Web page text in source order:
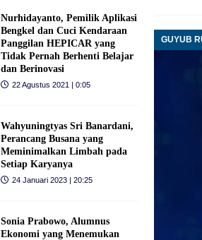
GUYUB
Nurhidayanto, Pemilik Aplikasi
Bengkel dan Cuci Kendaraan
Panggilan HEPICAR yang
Tidak Pernah Berhenti Belajar
dan Berinovasi
22 Agustus 2021 | 0:05
Wahyuningtyas Sri Banardani,
Perancang Busana yang
Meminimalkan Limbah pada
Setiap Karyanya
24 Januari 2023 | 20:25
Sonia Prabowo, Alumnus
Ekonomi yang Menemukan